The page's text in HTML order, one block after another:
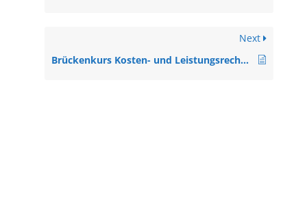
Next
Brückenkurs Kosten- und Leistungsrechnung (Alle Niveaus, Projekt)